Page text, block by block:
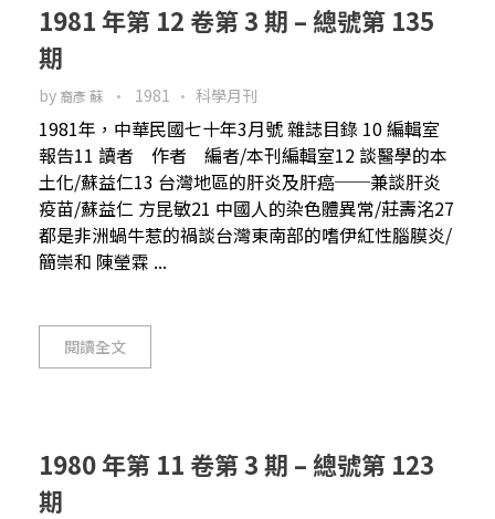
1981 年第 12 卷第 3 期 – 總號第 135
期
by 裔彥 蘇 1981 科學月刊
1981年，中華民國七十年3月號 雜誌目錄 10 編輯室
報告11 讀者 作者 編者/本刊編輯室12 談醫學的本
土化/蘇益仁13 台灣地區的肝炎及肝癌──兼談肝炎
疫苗/蘇益仁 方昆敏21 中國人的染色體異常/莊壽洺27
都是非洲蝸牛惹的禍談台灣東南部的嗜伊紅性腦膜炎/
簡崇和 陳瑩霖 ...
閱讀全文
1980 年第 11 卷第 3 期 – 總號第 123
期